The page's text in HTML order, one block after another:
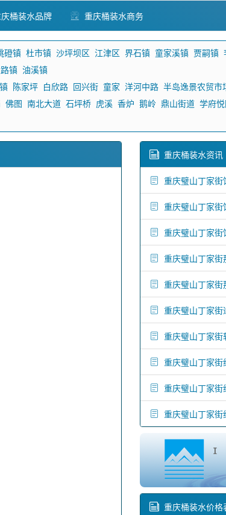
桶装水品牌 重庆桶装水商务
磴镇 杜市镇 沙坪坝区 江津区 界石镇 童家溪镇 贾嗣镇
镇 油溪镇
陈家坪 白欣路 回兴街 童家 洋河中路 半岛逸景农贸市
佛图 南北大道 石坪桥 虎溪 香炉 鹅岭 鼎山街道 学府
重庆桶装水资讯
重庆璧山丁家
重庆璧山丁家
重庆璧山丁家
重庆璧山丁家
重庆璧山丁家
重庆璧山丁家
重庆璧山丁家
重庆璧山丁家
重庆璧山丁家
重庆璧山丁家
重庆桶装水价格